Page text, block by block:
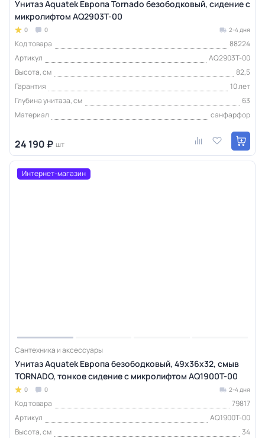
Унитаз Aquatek Европа Tornado безободковый, сидение с
микролифтом AQ2903T-00
0 0 2-4 дня
Код товара
88224
Артикул
AQ2903T-00
Высота, см
82,5
Гарантия
10 лет
Глубина унитаза, см
63
Материал
санфарфор
24 190 ₽ шт
Интернет-магазин
Сантехника и аксессуары
Унитаз Aquatek Европа безободковый, 49х36х32, смыв
TORNADO, тонкое сидение с микролифтом AQ1900T-00
0 0 2-4 дня
Код товара
79817
Артикул
AQ1900T-00
Высота, см
34